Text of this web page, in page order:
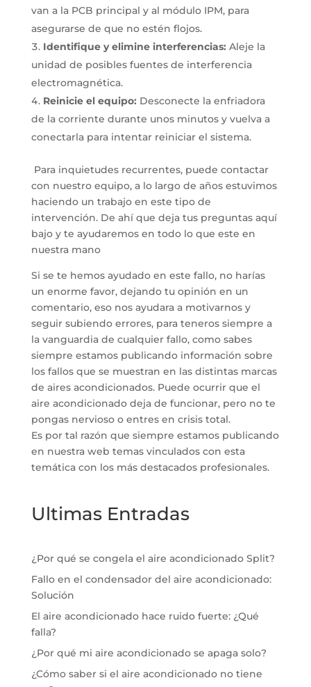
van a la PCB principal y al módulo IPM, para
asegurarse de que no estén flojos.
Identifique y elimine interferencias: Aleje la
unidad de posibles fuentes de interferencia
electromagnética.
Reinicie el equipo: Desconecte la enfriadora
de la corriente durante unos minutos y vuelva a
conectarla para intentar reiniciar el sistema.
Para inquietudes recurrentes, puede contactar
con nuestro equipo, a lo largo de años estuvimos
haciendo un trabajo en este tipo de
intervención. De ahí que deja tus preguntas aquí
bajo y te ayudaremos en todo lo que este en
nuestra mano
Si se te hemos ayudado en este fallo, no harías
un enorme favor, dejando tu opinión en un
comentario, eso nos ayudara a motivarnos y
seguir subiendo errores, para teneros siempre a
la vanguardia de cualquier fallo, como sabes
siempre estamos publicando información sobre
los fallos que se muestran en las distintas marcas
de aires acondicionados. Puede ocurrir que el
aire acondicionado deja de funcionar, pero no te
pongas nervioso o entres en crisis total.
Es por tal razón que siempre estamos publicando
en nuestra web temas vinculados con esta
temática con los más destacados profesionales.
Ultimas Entradas
¿Por qué se congela el aire acondicionado Split?
Fallo en el condensador del aire acondicionado:
Solución
El aire acondicionado hace ruido fuerte: ¿Qué
falla?
¿Por qué mi aire acondicionado se apaga solo?
¿Cómo saber si el aire acondicionado no tiene